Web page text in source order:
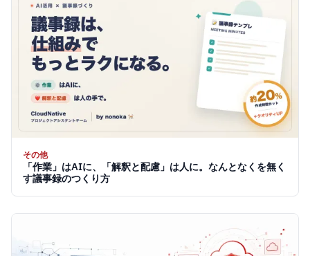
その他
「作業」はAIに、「解釈と配慮」は人に。なんとなくを無く
す議事録のつくり方